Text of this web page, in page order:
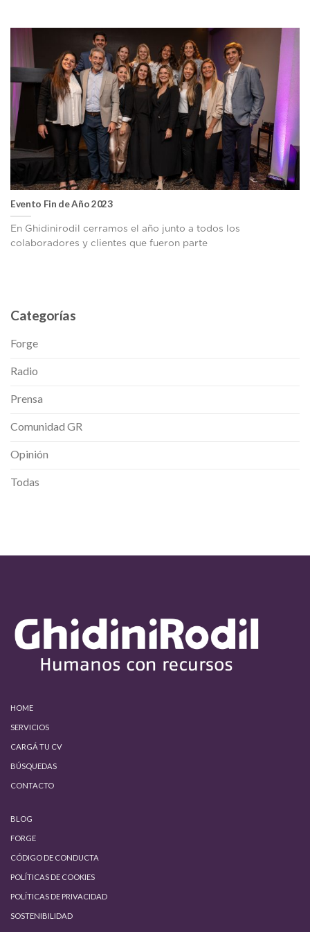
Evento Fin de Año 2023
En Ghidinirodil cerramos el año junto a todos los
colaboradores y clientes que fueron parte
Categorías
Forge
Radio
Prensa
Comunidad GR
Opinión
Todas
HOME
SERVICIOS
CARGÁ TU CV
BÚSQUEDAS
CONTACTO
BLOG
FORGE
CÓDIGO DE CONDUCTA
POLÍTICAS DE COOKIES
POLÍTICAS DE PRIVACIDAD
SOSTENIBILIDAD